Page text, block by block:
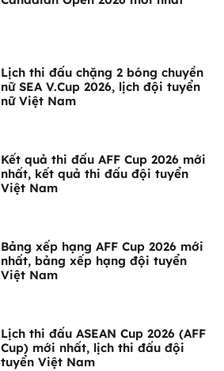
Lịch thi đấu chặng 2 bóng chuyền
nữ SEA V.Cup 2026, lịch đội tuyển
nữ Việt Nam
Kết quả thi đấu AFF Cup 2026 mới
nhất, kết quả thi đấu đội tuyển
Việt Nam
Bảng xếp hạng AFF Cup 2026 mới
nhất, bảng xếp hạng đội tuyển
Việt Nam
Lịch thi đấu ASEAN Cup 2026 (AFF
Cup) mới nhất, lịch thi đấu đội
tuyển Việt Nam